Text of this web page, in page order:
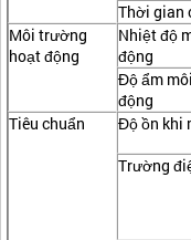
Thời gian
Môi trường
hoạt động
Nhiệt độ
động
Độ ẩm
động
Tiêu chuẩn Độ ồn khi
Trường